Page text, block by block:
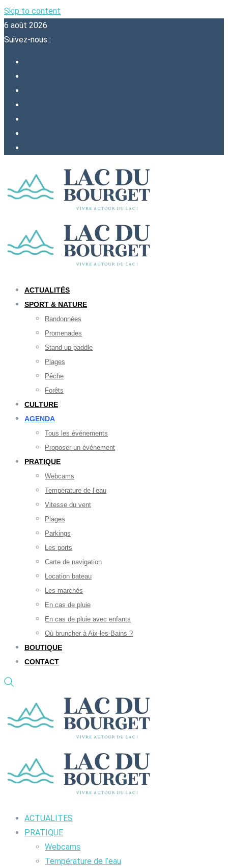
Skip to content
6 août 2026
Suivez-nous :
ACTUALITÉS
SPORT & NATURE
Randonnées
Promenades
Stand up paddle
Plages
Pêche
Forêts
CULTURE
AGENDA
Tous les événements
Proposer un événement
PRATIQUE
Webcams
Température de l’eau
Vitesse du vent
Plages
Parkings
Les ports
Carte de navigation
Location bateau
Les marchés
En cas de pluie
En cas de pluie avec enfants
Où bruncher à Aix-les-Bains ?
BOUTIQUE
CONTACT
ACTUALITES
PRATIQUE
Webcams
Température de l’eau